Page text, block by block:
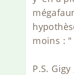
moins : "
P.S.